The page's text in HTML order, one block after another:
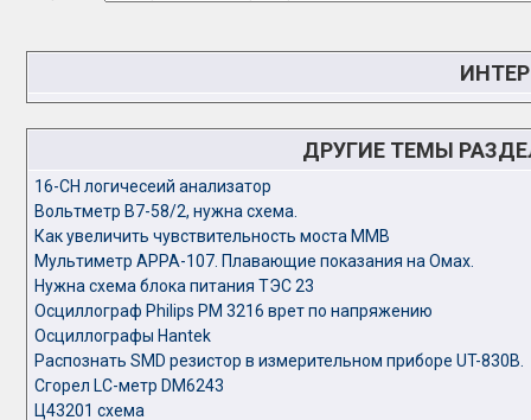
ДРУГИЕ ТЕМЫ
16-CH логичесеий анализатор
Вольтметр В7-58/2, нужна схема.
Как увеличить чувствительность моста ММВ
Мультиметр АРРА-107. Плавающие показания на Омах.
Нужна схема блока питания ТЭС 23
Осциллограф Philips PM 3216 врет по напряжению
Осциллографы Hantek
Распознать SMD резистор в измерительном приборе UT-830B.
Сгорел LC-метр DM6243
Ц43201 схема